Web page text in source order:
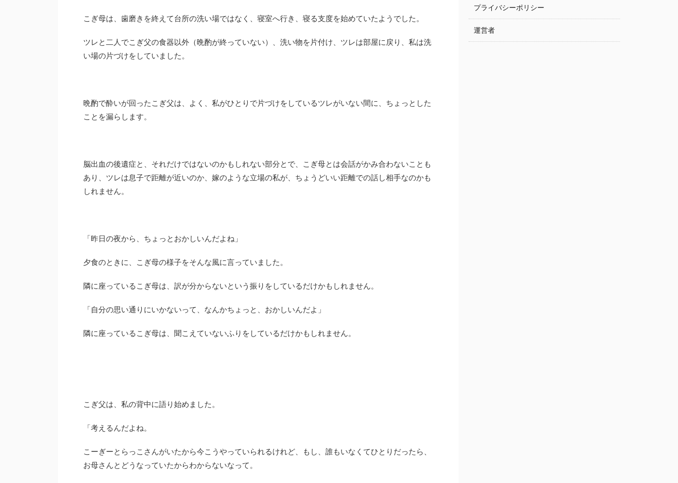
こぎ母は、歯磨きを終えて台所の洗い場ではなく、寝室へ行き、寝る支度を始めていたようでした。
ツレと二人でこぎ父の食器以外（晩酌が終っていない）、洗い物を片付け、ツレは部屋に戻り、私は洗
い場の片づけをしていました。
晩酌で酔いが回ったこぎ父は、よく、私がひとりで片づけをしているツレがいない間に、ちょっとした
ことを漏らします。
脳出血の後遺症と、それだけではないのかもしれない部分とで、こぎ母とは会話がかみ合わないことも
あり、ツレは息子で距離が近いのか、嫁のような立場の私が、ちょうどいい距離での話し相手なのかも
しれません。
「昨日の夜から、ちょっとおかしいんだよね」
夕食のときに、こぎ母の様子をそんな風に言っていました。
隣に座っているこぎ母は、訳が分からないという振りをしているだけかもしれません。
「自分の思い通りにいかないって、なんかちょっと、おかしいんだよ」
隣に座っているこぎ母は、聞こえていないふりをしているだけかもしれません。
こぎ父は、私の背中に語り始めました。
「考えるんだよね。
こーぎーとらっこさんがいたから今こうやっていられるけれど、もし、誰もいなくてひとりだったら、
お母さんとどうなっていたからわからないなって。
プライバシーポリシー
運営者